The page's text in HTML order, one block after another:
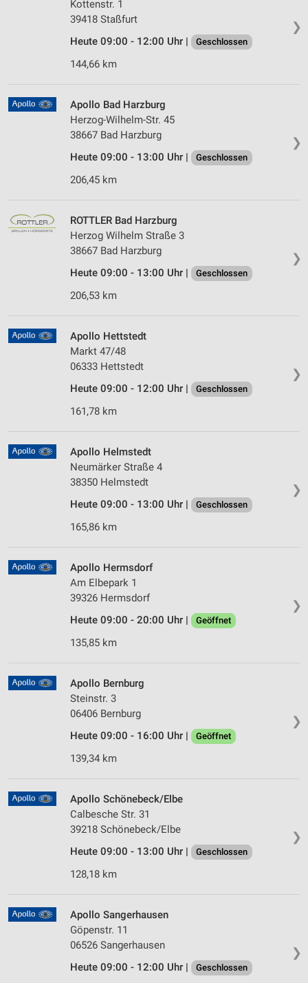
❯
Kottenstr. 1
39418 Staßfurt
Heute 09:00 - 12:00 Uhr |
Geschlossen
144,66 km
❯
Apollo Bad Harzburg
Herzog-Wilhelm-Str. 45
38667 Bad Harzburg
Heute 09:00 - 13:00 Uhr |
Geschlossen
206,45 km
❯
ROTTLER Bad Harzburg
Herzog Wilhelm Straße 3
38667 Bad Harzburg
Heute 09:00 - 13:00 Uhr |
Geschlossen
206,53 km
❯
Apollo Hettstedt
Markt 47/48
06333 Hettstedt
Heute 09:00 - 12:00 Uhr |
Geschlossen
161,78 km
❯
Apollo Helmstedt
Neumärker Straße 4
38350 Helmstedt
Heute 09:00 - 13:00 Uhr |
Geschlossen
165,86 km
❯
Apollo Hermsdorf
Am Elbepark 1
39326 Hermsdorf
Heute 09:00 - 20:00 Uhr |
Geöffnet
135,85 km
❯
Apollo Bernburg
Steinstr. 3
06406 Bernburg
Heute 09:00 - 16:00 Uhr |
Geöffnet
139,34 km
❯
Apollo Schönebeck/Elbe
Calbesche Str. 31
39218 Schönebeck/Elbe
Heute 09:00 - 13:00 Uhr |
Geschlossen
128,18 km
❯
Apollo Sangerhausen
Göpenstr. 11
06526 Sangerhausen
Heute 09:00 - 12:00 Uhr |
Geschlossen